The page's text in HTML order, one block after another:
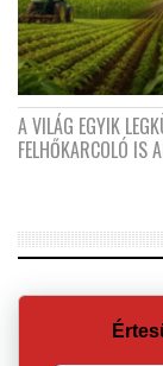
A VILÁG EGYIK
FELHŐKARCOLÓ IS